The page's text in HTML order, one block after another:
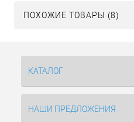
ПОХОЖИЕ ТОВАРЫ (8)
КАТАЛОГ
НАШИ ПРЕДЛОЖЕНИЯ